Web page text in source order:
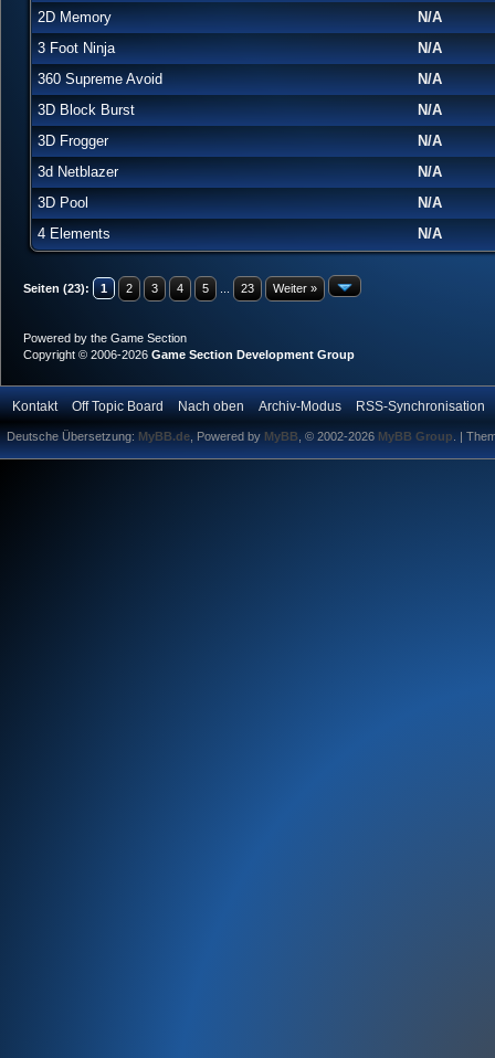
2D Memory
N/A
3 Foot Ninja
N/A
360 Supreme Avoid
N/A
3D Block Burst
N/A
3D Frogger
N/A
3d Netblazer
N/A
3D Pool
N/A
4 Elements
N/A
Seiten (23): 1 2 3 4 5 23 Weiter »
Powered by the Game Section
Copyright © 2006-2026 Game Section Development Group
Kontakt Off Topic Board Nach oben Archiv-Modus RSS-Synchronisation
Deutsche Übersetzung: MyBB.de , Powered by MyBB , © 2002-2026 MyBB Group |